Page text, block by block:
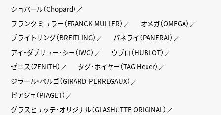
ショパール（Chopard）
フランク ミュラー（FRANCK MULLER）
オメガ（OMEGA）
ブライトリング（BREITLING）
パネライ（PANERAI）
アイ・ダブリュー・シー（IWC）
ウブロ（HUBLOT）
ゼニス（ZENITH）
タグ・ホイヤー（TAG Heuer）
ジラール・ペルゴ（GIRARD-PERREGAUX）
ピアジェ（PIAGET）
グラスヒュッテ・オリジナル（GLASHÜTTE ORIGINAL）